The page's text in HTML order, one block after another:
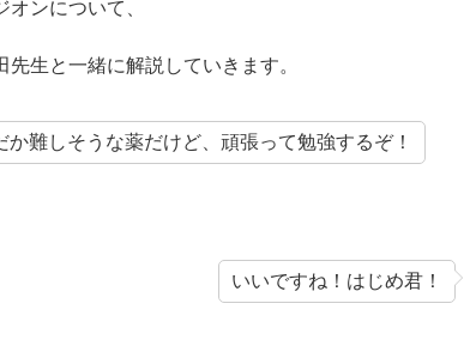
ンについて、
先生と一緒に解説していきます。
か難しそうな薬だけど、頑張って勉強するぞ！
いいですね！はじめ君！